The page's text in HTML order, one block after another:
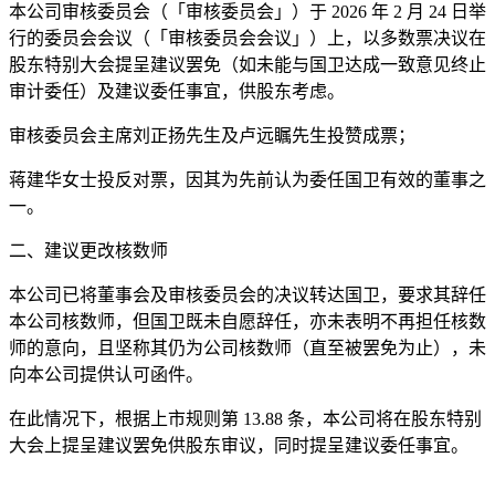
本公司审核委员会（「审核委员会」）于 2026 年 2 月 24 日举
行的委员会会议（「审核委员会会议」）上，以多数票决议在
股东特别大会提呈建议罢免（如未能与国卫达成一致意见终止
审计委任）及建议委任事宜，供股东考虑。
审核委员会主席刘正扬先生及卢远瞩先生投赞成票；
蒋建华女士投反对票，因其为先前认为委任国卫有效的董事之
一。
二、建议更改核数师
本公司已将董事会及审核委员会的决议转达国卫，要求其辞任
本公司核数师，但国卫既未自愿辞任，亦未表明不再担任核数
师的意向，且坚称其仍为公司核数师（直至被罢免为止），未
向本公司提供认可函件。
在此情况下，根据上市规则第 13.88 条，本公司将在股东特别
大会上提呈建议罢免供股东审议，同时提呈建议委任事宜。